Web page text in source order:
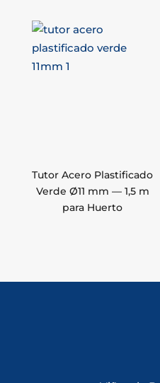
Tutor Acero Plastificado
Verde Ø11 mm — 1,5 m
para Huerto